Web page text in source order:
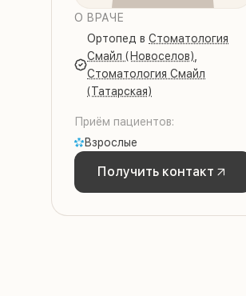
О ВРАЧЕ
Ортопед в Стоматология
Смайл (Новоселов)
Стоматология Смайл
(Татарская)
Приём пациентов:
Взрослые
Получить контакт